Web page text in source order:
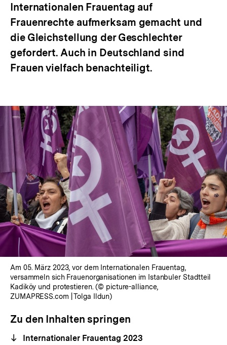
Internationalen Frauentag auf
Frauenrechte aufmerksam gemacht und
die Gleichstellung der Geschlechter
gefordert. Auch in Deutschland sind
Frauen vielfach benachteiligt.
Am 05. März 2023, vor dem Internationalen Frauentag,
versammeln sich Frauenorganisationen im Istanbuler Stadtteil
Kadiköy und protestieren. (© picture-alliance,
ZUMAPRESS.com | Tolga Ildun)
Zu den Inhalten springen
Internationaler Frauentag 2023